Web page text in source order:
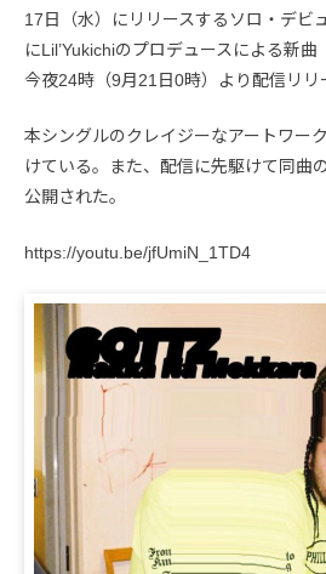
17日（水）にリリースするソロ・デビ
にLil’Yukichiのプロデュースによる新
今夜24時（9月21日0時）より配信リリ
本シングルのクレイジーなアートワー
けている。また、配信に先駆けて同曲
公開された。
https://youtu.be/jfUmiN_1TD4